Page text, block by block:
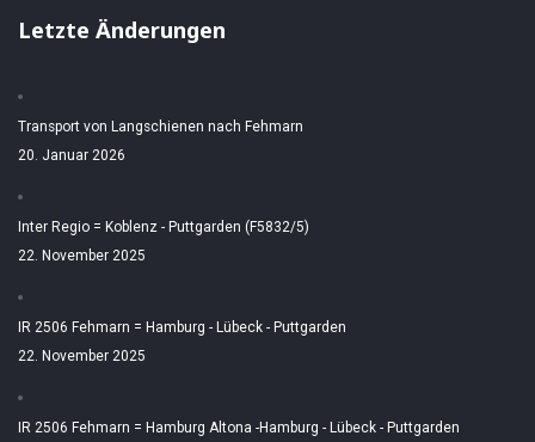
Letzte Änderungen
Transport von Langschienen nach Fehmarn
20. Januar 2026
Inter Regio = Koblenz - Puttgarden (F5832/5)
22. November 2025
IR 2506 Fehmarn = Hamburg - Lübeck - Puttgarden
22. November 2025
IR 2506 Fehmarn = Hamburg Altona -Hamburg - Lübeck - Puttgarden